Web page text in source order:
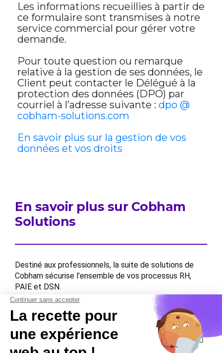
Les informations recueillies à partir de
ce formulaire sont transmises à notre
service commercial pour gérer votre
demande.
Pour toute question ou remarque
relative à la gestion de ses données, le
Client peut contacter le Délégué à la
protection des données (DPO) par
courriel à l’adresse suivante : dpo @
cobham-solutions.com
En savoir plus sur la gestion de vos
données et vos droits
En savoir plus sur Cobham
Solutions
Destiné aux professionnels, la suite de solutions de
Cobham sécurise l’ensemble de vos processus RH,
PAIE et DSN.
Contactez-nous